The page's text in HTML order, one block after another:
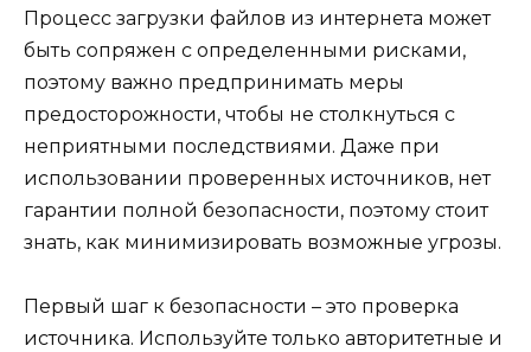
Процесс загрузки файлов из интернета может
быть сопряжен с определенными рисками,
поэтому важно предпринимать меры
предосторожности, чтобы не столкнуться с
неприятными последствиями. Даже при
использовании проверенных источников, нет
гарантии полной безопасности, поэтому стоит
знать, как минимизировать возможные угрозы.
Первый шаг к безопасности – это проверка
источника. Используйте только авторитетные и